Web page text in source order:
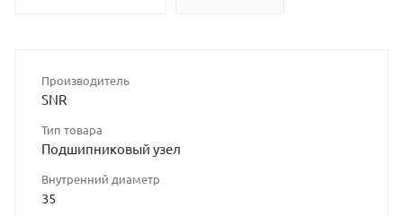
Производитель
SNR
Тип товара
Подшипниковый узел
Внутренний диаметр
35